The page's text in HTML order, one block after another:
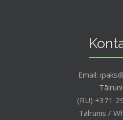
Email:
(RU) +371
Tālrunis /